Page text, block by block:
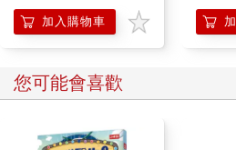
加入購物車
您可能會喜歡